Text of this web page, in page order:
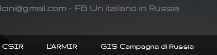
- FB Un italiano in Russia
CSIR L'ARMIR GIS Campagna di Russia